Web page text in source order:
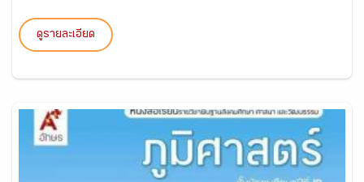
ดูรายละเอียด